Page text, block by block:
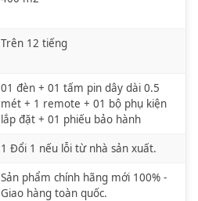
Trên 12 tiếng
01 đèn + 01 tấm pin dây dài 0.5
mét + 1 remote + 01 bộ phụ kiện
lắp đặt + 01 phiếu bảo hành
1 Đổi 1 nếu lỗi từ nhà sản xuất.
Sản phẩm chính hãng mới 100% -
Giao hàng toàn quốc.